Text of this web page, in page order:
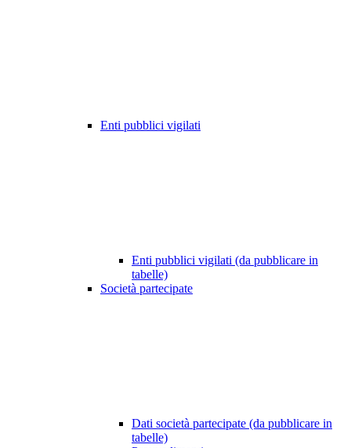
Enti pubblici vigilati
Enti pubblici vigilati (da pubblicare in
tabelle)
Società partecipate
Dati società partecipate (da pubblicare in
tabelle)